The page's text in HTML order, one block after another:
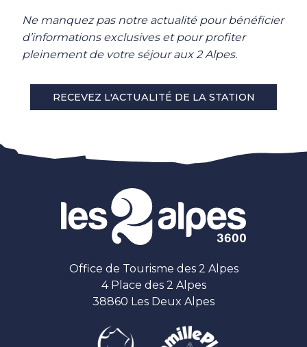
Ne manquez pas notre actualité pour bénéficier
d’informations exclusives et pour profiter
pleinement de votre séjour aux 2 Alpes.
RECEVEZ L'ACTUALITÉ DE LA STATION
Office de Tourisme des 2 Alpes
4 Place des 2 Alpes
38860 Les Deux Alpes